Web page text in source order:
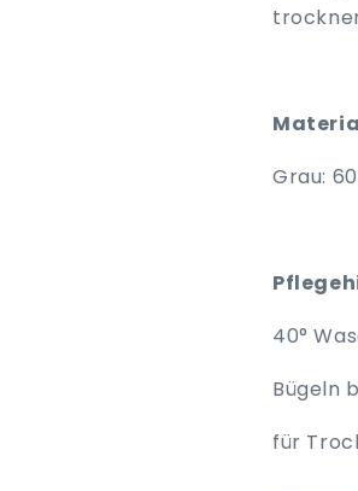
Grau:
40°
Bügeln
für